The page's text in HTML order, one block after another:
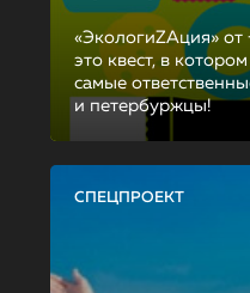
«ЭкологиZAция»
это квест, в
самые
и петербуржцы!
СПЕЦПРОЕКТ